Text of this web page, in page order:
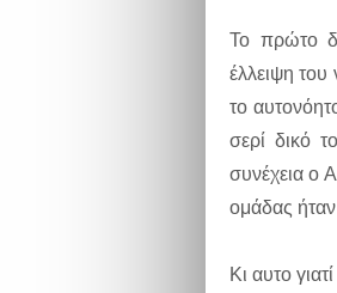
Το πρώτο
έλλειψη του
το
σερί δικό
συνέχεια ο
ομάδας ήταν
Κι αυτο